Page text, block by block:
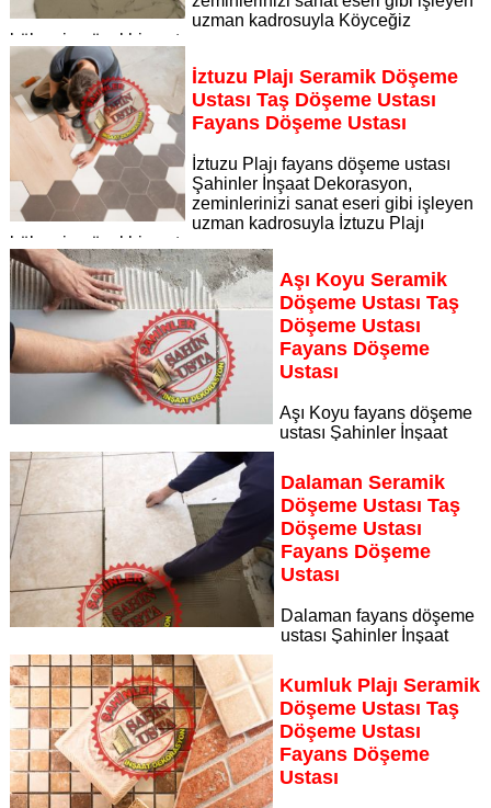
uzman kadrosuyla Köyceğiz
bölgesine özel hizmet sunuyor
Sayfaya Git
İztuzu Plajı Seramik Döşeme
Ustası Taş Döşeme Ustası
Fayans Döşeme Ustası
İztuzu Plajı fayans döşeme ustası
Şahinler İnşaat Dekorasyon,
zeminlerinizi sanat eseri gibi işleyen
uzman kadrosuyla İztuzu Plajı
bölgesine özel hizmet sunuyor
Sayfaya Git
Aşı Koyu Seramik
Döşeme Ustası Taş
Döşeme Ustası
Fayans Döşeme
Ustası
Aşı Koyu fayans döşeme
ustası Şahinler İnşaat
Dekorasyon, zeminlerinizi sanat eseri gibi işleyen uzman
kadrosuyla Aşı Koyu bölgesine özel hizmet sunuyor
Sayfaya Git
Dalaman Seramik
Döşeme Ustası Taş
Döşeme Ustası
Fayans Döşeme
Ustası
Dalaman fayans döşeme
ustası Şahinler İnşaat
Dekorasyon, zeminlerinizi sanat eseri gibi işleyen uzman
kadrosuyla Dalaman bölgesine özel hizmet sunuyor
Sayfaya Git
Kumluk Plajı Seramik
Döşeme Ustası Taş
Döşeme Ustası
Fayans Döşeme
Ustası